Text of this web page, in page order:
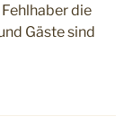
die
Gäste sind